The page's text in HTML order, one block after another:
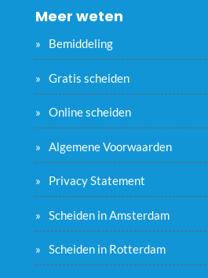
Meer weten
Bemiddeling
Gratis scheiden
Online scheiden
Algemene Voorwaarden
Privacy Statement
Scheiden in Amsterdam
Scheiden in Rotterdam